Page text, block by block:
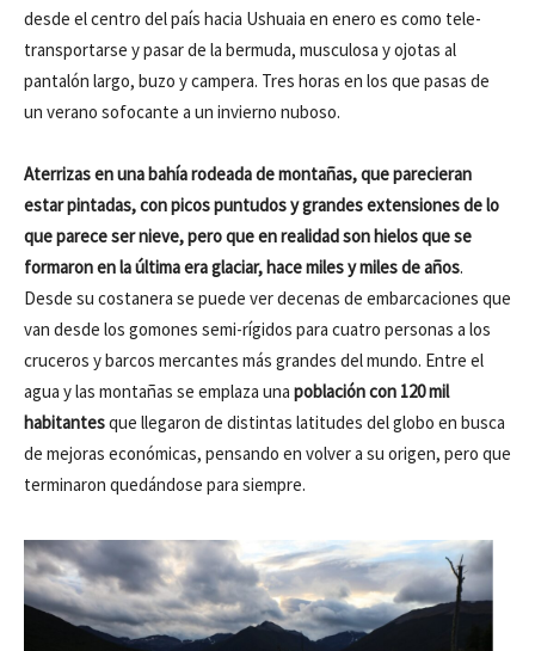
desde el centro del país hacia Ushuaia en enero es como tele-
transportarse y pasar de la bermuda, musculosa y ojotas al
pantalón largo, buzo y campera. Tres horas en los que pasas de
un verano sofocante a un invierno nuboso.
Aterrizas en una bahía rodeada de montañas, que parecieran
estar pintadas, con picos puntudos y grandes extensiones de lo
que parece ser nieve, pero que en realidad son hielos que se
formaron en la última era glaciar, hace miles y miles de años.
Desde su costanera se puede ver decenas de embarcaciones que
van desde los gomones semi-rígidos para cuatro personas a los
cruceros y barcos mercantes más grandes del mundo. Entre el
agua y las montañas se emplaza una población con 120 mil
habitantesque llegaron de distintas latitudes del globo en busca
de mejoras económicas, pensando en volver a su origen, pero que
terminaron quedándose para siempre.